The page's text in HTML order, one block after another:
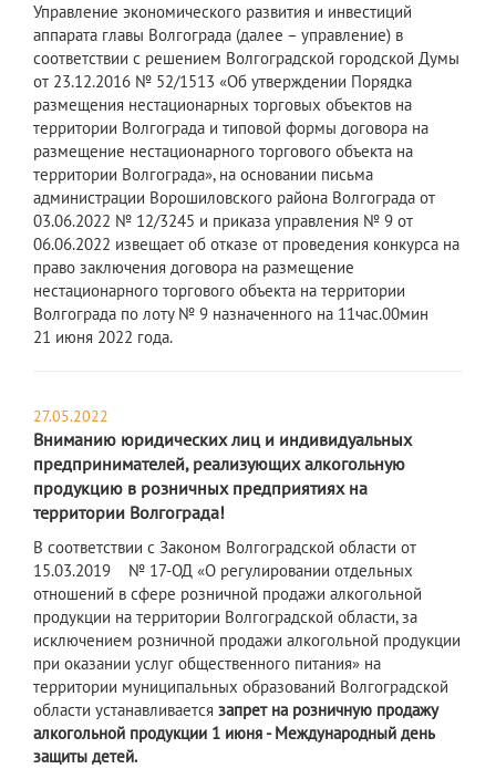
​Управление экономического развития и инвестиций
аппарата главы Волгограда (далее – управление) в
соответствии с решением Волгоградской городской Думы
от 23.12.2016 № 52/1513 «Об утверждении Порядка
размещения нестационарных торговых объектов на
территории Волгограда и типовой формы договора на
размещение нестационарного торгового объекта на
территории Волгограда», на основании письма
администрации Ворошиловского района Волгограда от
03.06.2022 № 12/3245 и приказа управления № 9 от
06.06.2022 извещает об отказе от проведения конкурса на
право заключения договора на размещение
нестационарного торгового объекта на территории
Волгограда по лоту № 9 назначенного на 11час.00мин
21 июня 2022 года.
27.05.2022
Вниманию юридических лиц и индивидуальных
предпринимателей, реализующих алкогольную
продукцию в розничных предприятиях на
территории Волгограда!
​В соответствии с Законом Волгоградской области от
15.03.2019 № 17-ОД «О регулировании отдельных
отношений в сфере розничной продажи алкогольной
продукции на территории Волгоградской области, за
исключением розничной продажи алкогольной продукции
при оказании услуг общественного питания» на
территории муниципальных образований Волгоградской
области устанавливается запрет на розничную продажу
алкогольной продукции 1 июня - Международный день
защиты детей.